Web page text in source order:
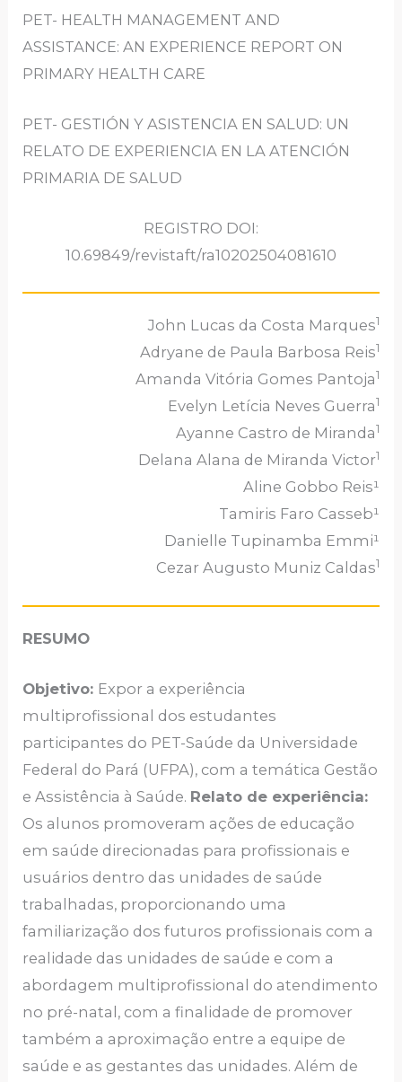
PET- HEALTH MANAGEMENT AND
ASSISTANCE: AN EXPERIENCE REPORT ON
PRIMARY HEALTH CARE
PET- GESTIÓN Y ASISTENCIA EN SALUD: UN
RELATO DE EXPERIENCIA EN LA ATENCIÓN
PRIMARIA DE SALUD
REGISTRO DOI:
10.69849/revistaft/ra10202504081610
John Lucas da Costa Marques1
Adryane de Paula Barbosa Reis1
Amanda Vitória Gomes Pantoja1
Evelyn Letícia Neves Guerra1
Ayanne Castro de Miranda1
Delana Alana de Miranda Victor1
Aline Gobbo Reis¹
Tamiris Faro Casseb¹
Danielle Tupinamba Emmi¹
Cezar Augusto Muniz Caldas1
RESUMO
Objetivo: Expor a experiência
multiprofissional dos estudantes
participantes do PET-Saúde da Universidade
Federal do Pará (UFPA), com a temática Gestão
e Assistência à Saúde. Relato de experiência:
Os alunos promoveram ações de educação
em saúde direcionadas para profissionais e
usuários dentro das unidades de saúde
trabalhadas, proporcionando uma
familiarização dos futuros profissionais com a
realidade das unidades de saúde e com a
abordagem multiprofissional do atendimento
no pré-natal, com a finalidade de promover
também a aproximação entre a equipe de
saúde e as gestantes das unidades. Além de